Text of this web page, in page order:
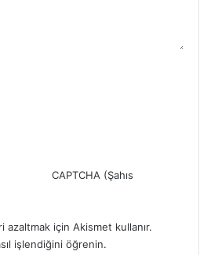
CAPTCHA (Şahıs
azaltmak için Akismet kullanır.
işlendiğini öğrenin.